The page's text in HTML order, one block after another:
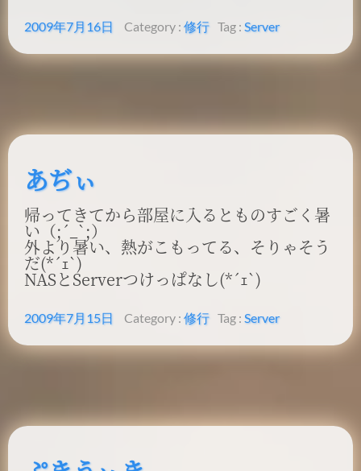
2009年7月16日 Category : 修行 Tag : Server
あぢぃ
帰ってきてから部屋に入るとものすごく暑
い（;´_`;）
外より暑い、熱がこもってる、そりゃそう
だ(*´ｪ`)
NASとServerつけっぱなし(*´ｪ`)
2009年7月15日 Category : 修行 Tag : Server